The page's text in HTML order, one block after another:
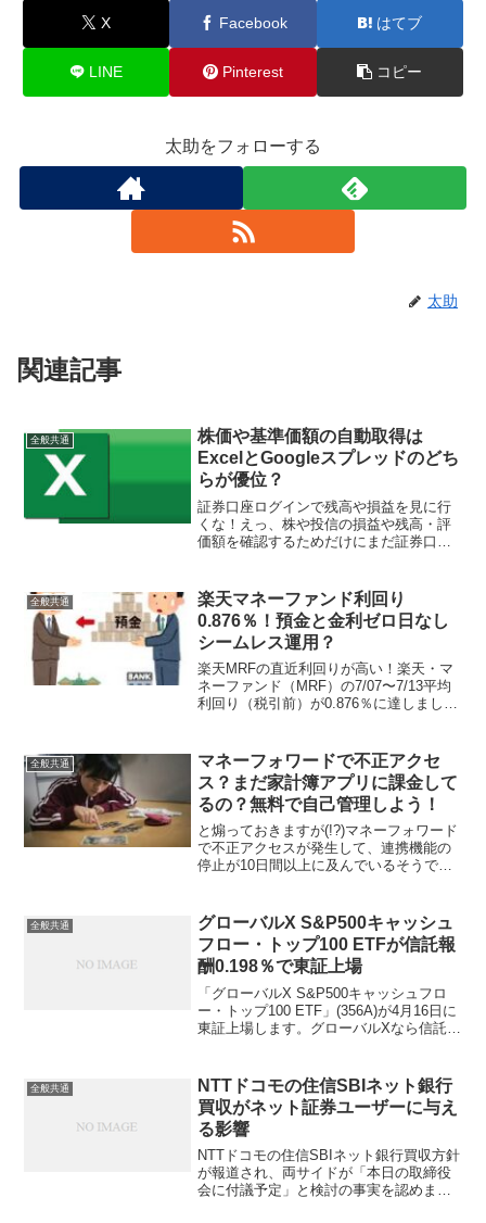
X Facebook はてブ
LINE Pinterest コピー
太助をフォローする
太助
関連記事
全般共通
株価や基準価額の自動取得は
ExcelとGoogleスプレッドのどち
らが優位？
証券口座ログインで残高や損益を見に行
くな！えっ、株や投信の損益や残高・評
価額を確認するためだけにまだ証券口座
ね。その為に複数の証券口座に資金を分
散させたくないとか論外で...
全般共通
楽天マネーファンド利回り
0.876％！預金と金利ゼロ日なし
シームレス運用？
楽天MRFの直近利回りが高い！楽天・マ
ネーファンド（MRF）の7/07〜7/13平均
利回り（税引前）が0.876％に達しまし
８月からの適用であり現状は0.65％）...
全般共通
マネーフォワードで不正アクセ
ス？まだ家計簿アプリに課金して
るの？無料で自己管理しよう！
と煽っておきますが(!?)マネーフォワード
で不正アクセスが発生して、連携機能の
停止が10日間以上に及んでいるそうです
せんが、マネーフォワードって物凄く人
気がありますね。使...
全般共通
グローバルX S&P500キャッシュ
フロー・トップ100 ETFが信託報
酬0.198％で東証上場
「グローバルX S&P500キャッシュフロ
ー・トップ100 ETF」(356A)が4月16日に
東証上場します。グローバルXなら信託報
と思います。対象指標は「S...
全般共通
NTTドコモの住信SBIネット銀行
買収がネット証券ユーザーに与え
る影響
NTTドコモの住信SBIネット銀行買収方針
が報道され、両サイドが「本日の取締役
会に付議予定」と検討の事実を認めまし